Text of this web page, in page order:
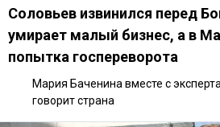
Соловьев извинился перед
умирает малый бизнес, а в
попытка госпереворота
Мария Баченина вместе с
говорит страна